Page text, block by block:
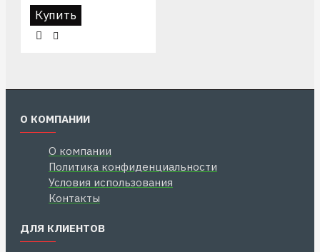
Купить
О КОМПАНИИ
О компании
Политика конфиденциальности
Условия использования
Контакты
ДЛЯ КЛИЕНТОВ